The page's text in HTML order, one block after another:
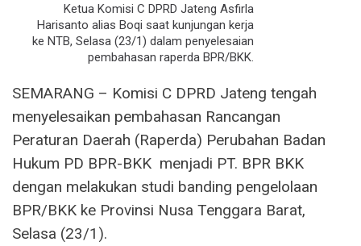
Ketua Komisi C DPRD Jateng Asfirla
Harisanto alias Boqi saat kunjungan kerja
ke NTB, Selasa (23/1) dalam penyelesaian
pembahasan raperda BPR/BKK.
SEMARANG – Komisi C DPRD Jateng tengah
menyelesaikan pembahasan Rancangan
Peraturan Daerah (Raperda) Perubahan Badan
Hukum PD BPR-BKK menjadi PT. BPR BKK
dengan melakukan studi banding pengelolaan
BPR/BKK ke Provinsi Nusa Tenggara Barat,
Selasa (23/1).